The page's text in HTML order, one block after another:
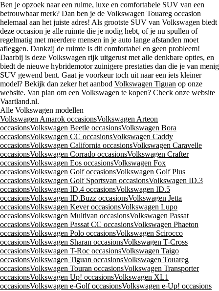
Ben je opzoek naar een ruime, luxe en comfortabele SUV van een
betrouwbaar merk? Dan ben je de Volkswagen Touareg occasion
helemaal aan het juiste adres! Als grootste SUV van Volkswagen biedt
deze occasion je alle ruimte die je nodig hebt, of je nu spullen of
regelmatig met meerdere mensen in je auto lange afstanden moet
afleggen. Dankzij de ruimte is dit comfortabel en geen probleem!
Daarbij is deze Volkswagen rijk uitgerust met alle denkbare opties, en
biedt de nieuwe hybridemotor zuinigere prestaties dan die je van menig
SUV gewend bent. Gaat je voorkeur toch uit naar een iets kleiner
model? Bekijk dan zeker het aanbod Volkswagen Tiguan op onze
website. Van plan om een Volkswagen te kopen? Check onze website
Vaartland.nl.
Alle Volkswagen modellen
Volkswagen Amarok occasionsVolkswagen Arteon
occasionsVolkswagen Beetle occasionsVolkswagen Bora
occasionsVolkswagen CC occasionsVolkswagen Caddy
occasionsVolkswagen California occasionsVolkswagen Caravelle
occasionsVolkswagen Corrado occasionsVolkswagen Crafter
occasionsVolkswagen Eos occasionsVolkswagen Fox
occasionsVolkswagen Golf occasionsVolkswagen Golf Plus
occasionsVolkswagen Golf Sportsvan occasionsVolkswagen ID.3
occasionsVolkswagen ID.4 occasionsVolkswagen ID.5
occasionsVolkswagen ID.Buzz occasionsVolkswagen Jetta
occasionsVolkswagen Kever occasionsVolkswagen Lupo
occasionsVolkswagen Multivan occasionsVolkswagen Passat
occasionsVolkswagen Passat CC occasionsVolkswagen Phaeton
occasionsVolkswagen Polo occasionsVolkswagen Scirocco
occasionsVolkswagen Sharan occasionsVolkswagen T-Cross
occasionsVolkswagen T-Roc occasionsVolkswagen Taigo
occasionsVolkswagen Tiguan occasionsVolkswagen Touareg
occasionsVolkswagen Touran occasionsVolkswagen Transporter
occasionsVolkswagen Up! occasionsVolkswagen XL1
occasionsVolkswagen e-Golf occasionsVolkswagen e-Up! occasions